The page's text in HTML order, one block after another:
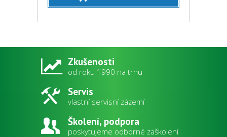
Zkušenosti
od roku 1990 na trhu
Servis
vlastní servisní zázemí
Školení, podpora
poskytujeme odborné zaškolení